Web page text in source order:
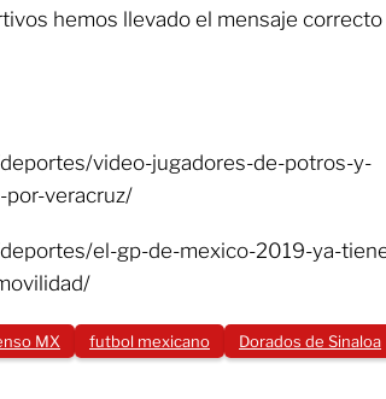
hemos llevado el mensaje correcto
video-jugadores-de-potros-y-
veracruz/
el-gp-de-mexico-2019-ya-
MX futbol mexicano Dorados de Sinaloa